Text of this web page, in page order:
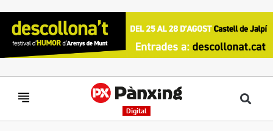
Digital